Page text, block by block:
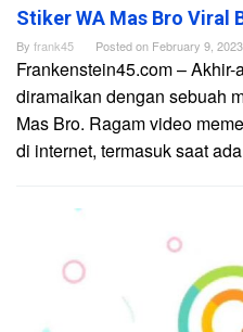
Stiker WA Mas Bro Viral
By frank45 Posted on February 9, 2023
Frankenstein45.com –
diramaikan dengan sebuah
Mas Bro. Ragam video
di internet, termasuk saat